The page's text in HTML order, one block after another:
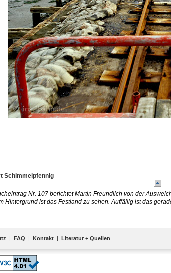
Schimmelpfennig
Nr. 107 berichtet Martin Freundlich von der
Hintergrund ist das Festland zu sehen. Auffällig ist das
| FAQ | Kontakt | Literatur + Quellen